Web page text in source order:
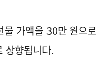
가액을 30만 원으
상향됩니다.